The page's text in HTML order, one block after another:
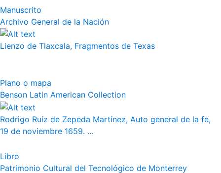
Manuscrito
Archivo General de la Nación
Lienzo de Tlaxcala, Fragmentos de Texas
Plano o mapa
Benson Latin American Collection
Rodrigo Ruíz de Zepeda Martínez, Auto general de la fe,
19 de noviembre 1659. ...
Libro
Patrimonio Cultural del Tecnológico de Monterrey